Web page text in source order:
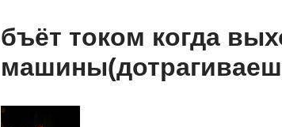
бъёт током когда